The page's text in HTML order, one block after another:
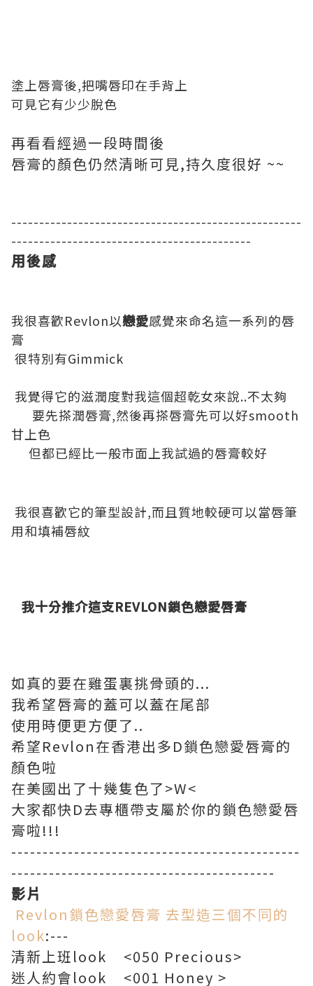
塗上唇膏後,把嘴唇印在手背上
可見它有少少脫色
再看看經過一段時間後
唇膏的顏色仍然清晰可見,持久度很好 ~~
----------------------------------------------------
-------------------------------------------
用後感
我很喜歡Revlon以戀愛感覺來命名這一系列的唇
膏
很特別有Gimmick
我覺得它的滋潤度對我這個超乾女來說..不太夠
要先搽潤唇膏,然後再搽唇膏先可以好smooth
甘上色
但都已經比一般市面上我試過的唇膏較好
我很喜歡它的筆型設計,而且質地較硬可以當唇筆
用和填補唇紋
我十分推介這支REVLON鎖色戀愛唇膏
如真的要在雞蛋裏挑骨頭的...
我希望唇膏的蓋可以蓋在尾部
使用時便更方便了..
希望Revlon在香港出多D鎖色戀愛唇膏的
顏色啦
在美國出了十幾隻色了>W<
大家都快D去專櫃帶支屬於你的鎖色戀愛唇
膏啦!!!
----------------------------------------------
------------------------------------------
影片
Revlon鎖色戀愛唇膏 去型造三個不同的
look:---
清新上班look <050 Precious>
迷人約會look <001 Honey >